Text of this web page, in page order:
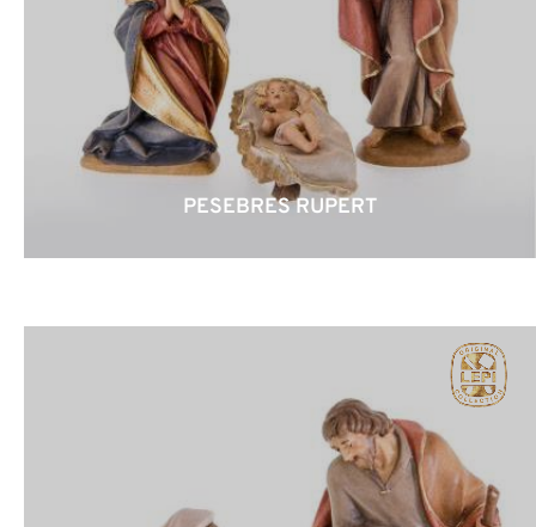
PESEBRES RUPERT